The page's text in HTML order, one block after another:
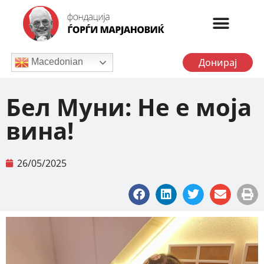
Macedonian Донирај
Бел Муни: Не е моја
вина!
26/05/2025